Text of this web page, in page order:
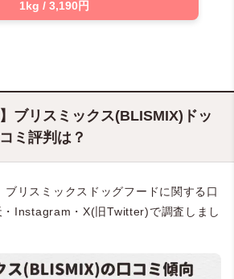
1kg / 3,190円
】ブリスミックス(BLISMIX)ドッ
ミ評判は？
ブリスミックスドッグフードに関する口
Instagram・X(旧Twitter)で調査しまし